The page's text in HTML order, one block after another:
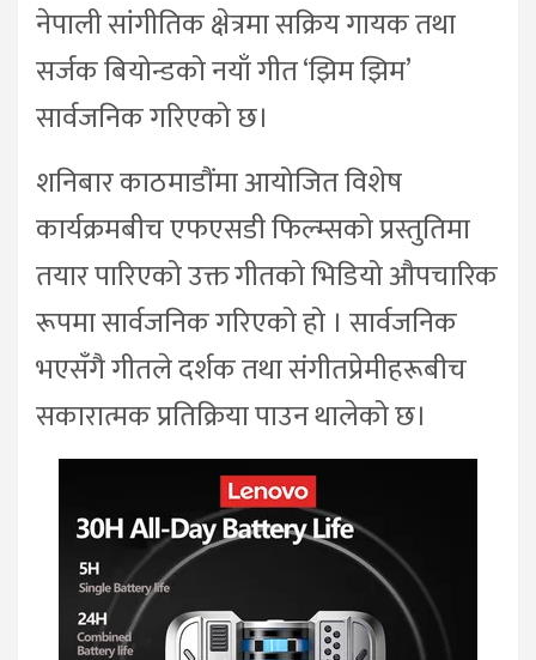
नेपाली सांगीतिक क्षेत्रमा सक्रिय गायक तथा
सर्जक बियोन्डको नयाँ गीत ‘झिम झिम’
सार्वजनिक गरिएको छ।
शनिबार काठमाडौंमा आयोजित विशेष
कार्यक्रमबीच एफएसडी फिल्म्सको प्रस्तुतिमा
तयार पारिएको उक्त गीतको भिडियो औपचारिक
रूपमा सार्वजनिक गरिएको हो । सार्वजनिक
भएसँगै गीतले दर्शक तथा संगीतप्रेमीहरूबीच
सकारात्मक प्रतिक्रिया पाउन थालेको छ।